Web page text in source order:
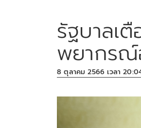
รัฐบาลเ
พยากรณ์
8 ตุลาคม 2566 เวลา